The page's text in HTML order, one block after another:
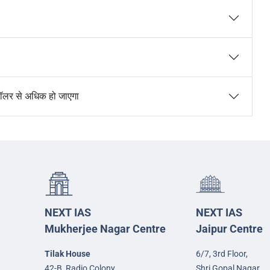
से अधिक हो जाएगा
NEXT IAS
Mukherjee Nagar Centre
Tilak House
NEXT IAS
Jaipur Centre
6/7, 3rd Floor,